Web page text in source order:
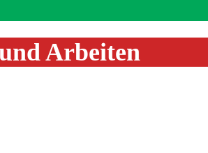
Arbeiten